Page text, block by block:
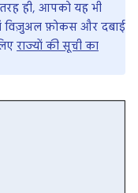
ही, आपको यह भी
में विज़ुअल फ़ोकस और दबाई
राज्यों की सूची का